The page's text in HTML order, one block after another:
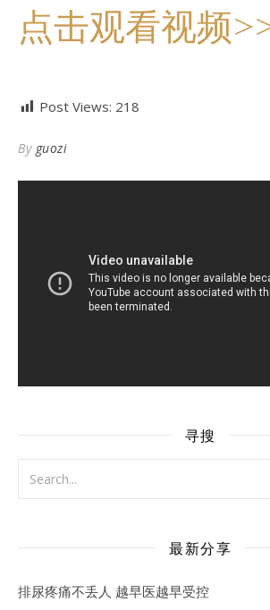
点击观看视频
Post Views: 218
By guozi
寻搜
最新分享
排尿疼痛不丢人 越早医越早受控